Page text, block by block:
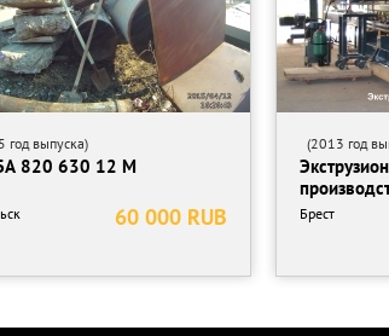
год выпуска)
820 630 12 М
60 000 RUB
(2013 год
Брест